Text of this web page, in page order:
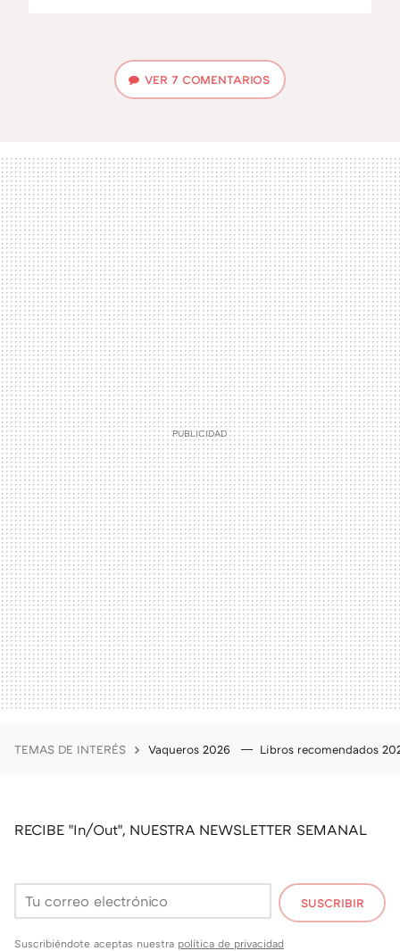
VER 7 COMENTARIOS
TEMAS DE INTERÉS Vaqueros 2026 Libros recomendados
RECIBE "In/Out", NUESTRA NEWSLETTER SEMANAL
SUSCRIBIR
Suscribiéndote aceptas nuestra política de privacidad